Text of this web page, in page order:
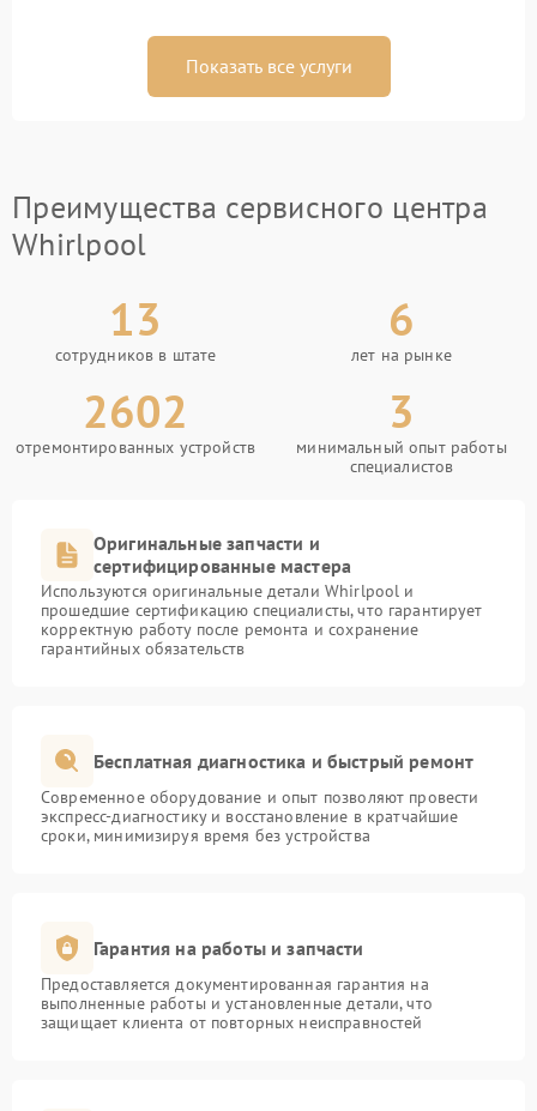
Показать все услуги
Преимущества сервисного центра
Whirlpool
13
сотрудников в штате
6
лет на рынке
2602
отремонтированных устройств
3
минимальный опыт работы
специалистов
Оригинальные запчасти и
сертифицированные мастера
Используются оригинальные детали Whirlpool и
прошедшие сертификацию специалисты, что гарантирует
корректную работу после ремонта и сохранение
гарантийных обязательств
Бесплатная диагностика и быстрый ремонт
Современное оборудование и опыт позволяют провести
экспресс-диагностику и восстановление в кратчайшие
сроки, минимизируя время без устройства
Гарантия на работы и запчасти
Предоставляется документированная гарантия на
выполненные работы и установленные детали, что
защищает клиента от повторных неисправностей